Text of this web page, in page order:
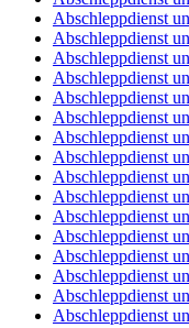
Abschleppdienst
Abschleppdienst
Abschleppdienst
Abschleppdienst
Abschleppdienst
Abschleppdienst
Abschleppdienst
Abschleppdienst
Abschleppdienst
Abschleppdienst
Abschleppdienst
Abschleppdienst
Abschleppdienst
Abschleppdienst
Abschleppdienst
Abschleppdienst